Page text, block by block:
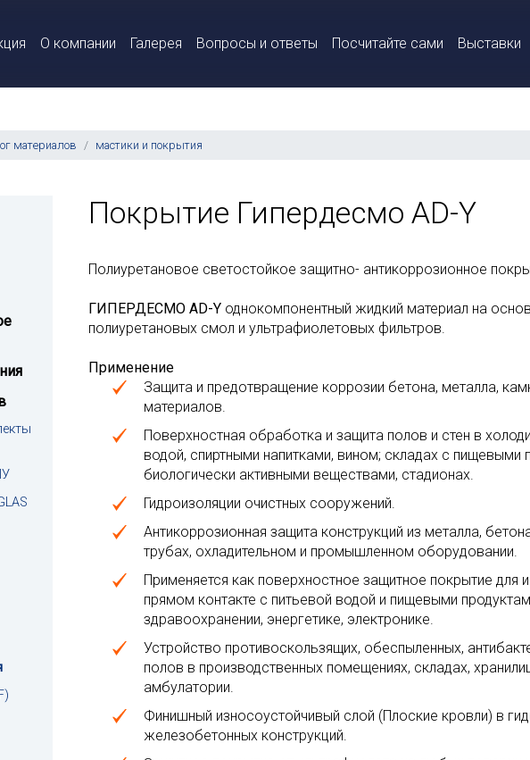
О компании Галерея Вопросы и ответы Посчитайте сами Выставки
материалов мастики и покрытия
Покрытие Гипердесмо AD-Y
Полиуретановое светостойкое защитно- антикоррозионное
ГИПЕРДЕСМО AD-Y однокомпонентный жидкий материал на
полиуретановых смол и ультрафиолетовых фильтров.
Применение
Защита и предотвращение коррозии бетона, металла,
материалов.
Поверхностная обработка и защита полов и стен в
водой, спиртными напитками, вином; складах с пищевыми
биологически активными веществами, стадионах.
Гидроизоляции очистных сооружений.
Антикоррозионная защита конструкций из металла,
трубах, охладительном и промышленном оборудовании.
Применяется как поверхностное защитное покрытие для
прямом контакте с питьевой водой и пищевыми
здравоохранении, энергетике, электронике.
Устройство противоскользящих, обеспыленных,
полов в производственных помещениях, складах,
амбулатории.
Финишный износоустойчивый слой (Плоские кровли) в
железобетонных конструкций.